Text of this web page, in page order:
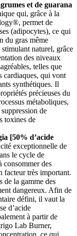
et de guarana
qui, grâce à la
permet de
(adipocytes), ce qui
du gras même
naturel, grâce
des niveaux
telles que
cardiaques, qui vont
synthétiques. Il
précieuses du
métaboliques,
de
toxines de
[50% d’acide
exceptionnelle de
le cycle de
consommer des
facteur très important.
de la gamme des
dangereux. Afin de
défini, il vaut la
d’acide
à partir de
Lab Burner,